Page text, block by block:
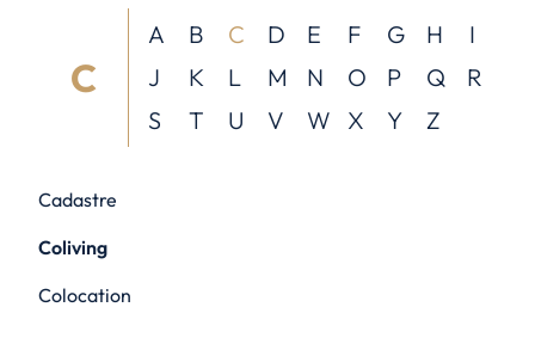
C
A B C D E F G H
I
J
K L M N O P Q
R
S
T U V W X Y Z
Cadastre
Coliving
Colocation